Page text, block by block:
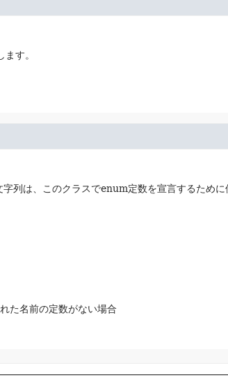
す。
字列は、このクラスでenum定数を宣言するために
た名前の定数がない場合